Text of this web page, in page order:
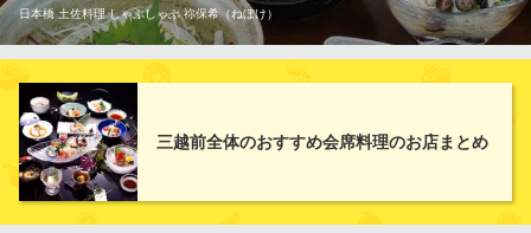
日本橋とよだ
四季が織りなす日本料理
地下鉄銀座線三越前駅 徒歩2分
東京都中央区日本橋室町1-12-3
日本橋 土佐料理 しゃぶしゃぶ 祢保希（ねぼけ）
季節ごとに内容が変わる龍馬会席は、その時期ならではの、土佐
の旬の味覚を贅沢に盛り込んだ、ワンランク上のコースです。趣
向を凝らした逸品の数々をご堪能いただけます。さらに、飲み放
題付のプランもご用意しており、各種宴会に最適！会社の飲み
会、大切な接待、特別な日の会食などにぜひご利用ください。
三越前全体のおすすめ会席料理のお店まとめ